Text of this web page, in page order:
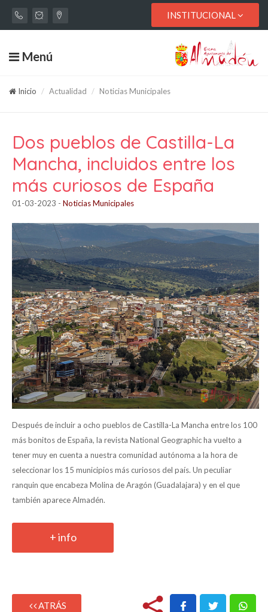
INSTITUCIONAL
Menú
Inicio Actualidad Noticias Municipales
Dos pueblos de Castilla-La
Mancha, incluidos entre los
más curiosos de España
01-03-2023 - Noticias Municipales
Después de incluir a ocho pueblos de Castilla-La Mancha entre los 100
más bonitos de España, la revista National Geographic ha vuelto a
tener muy en cuenta a nuestra comunidad autónoma a la hora de
seleccionar los 15 municipios más curiosos del país. Un peculiar
ranquin que encabeza Molina de Aragón (Guadalajara) y en el que
también aparece Almadén.
+ info
ATRÁS